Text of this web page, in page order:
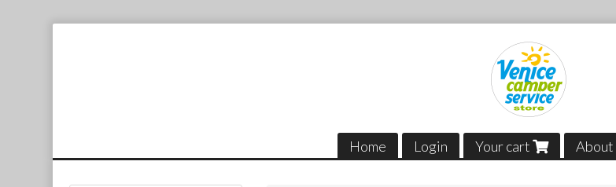
Home Login Your cart About